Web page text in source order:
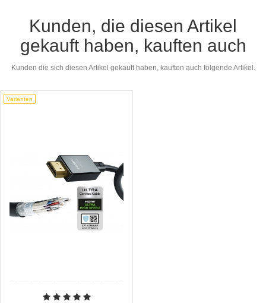
Kunden, die diesen Artikel
gekauft haben, kauften auch
Kunden die sich diesen Artikel gekauft haben, kauften auch folgende Artikel.
Varianten